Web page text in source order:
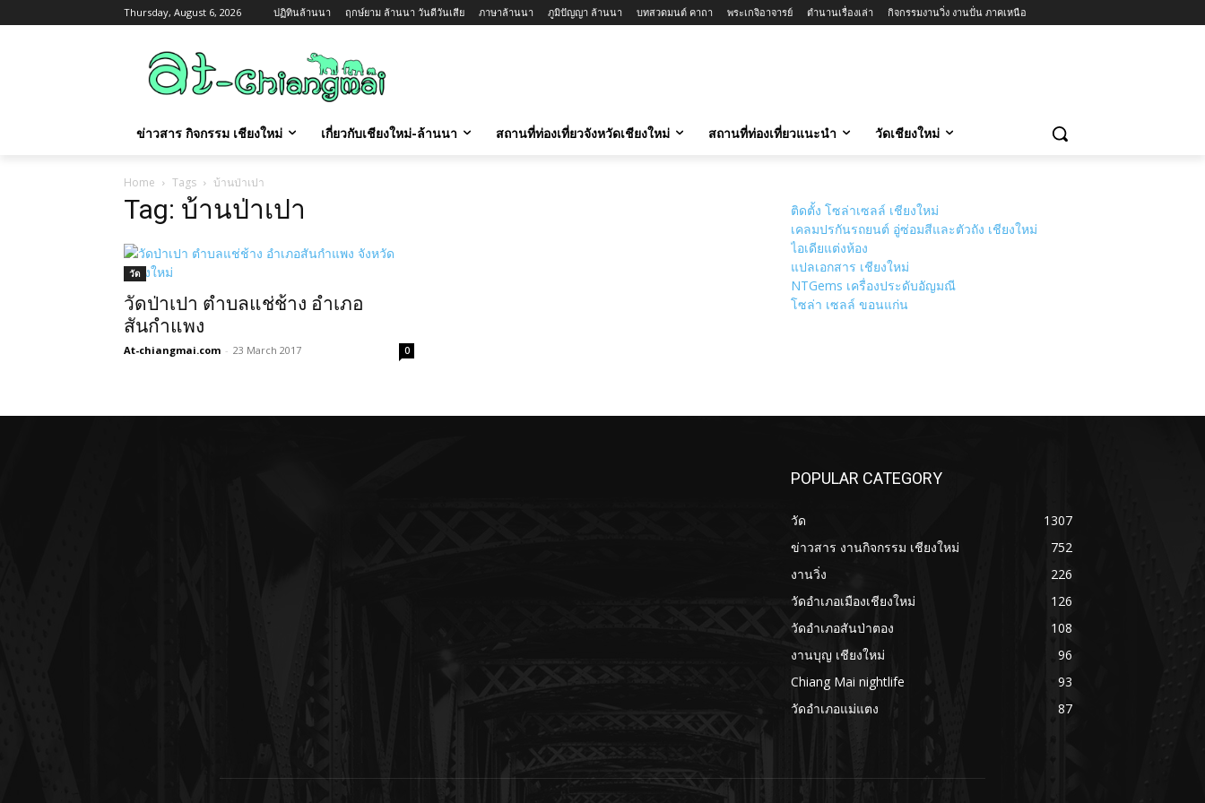
Thursday, August 6, 2026 ปฏิทินล้านนา ฤกษ์ยาม ล้านนา วันดีวันเสีย ภาษาล้านนา ภูมิปัญญา ล้านนา บทสวดมนต์ คาถา พระเกจิอาจารย์ ตำนานเรื่องเล่า กิจกรรมงานวิ่ง งานปั่น ภาคเหนือ
ข่าวสาร กิจกรรม เชียงใหม่ เกี่ยวกับเชียงใหม่-ล้านนา สถานที่ท่องเที่ยวจังหวัดเชียงใหม่ สถานที่ท่องเที่ยวแนะนำ วัดเชียงใหม่
Home Tags บ้านป่าเปา
Tag: บ้านป่าเปา
วัด
วัดป่าเปา ตำบลแช่ช้าง อำเภอ
สันกำแพง
At-chiangmai.com - 23 March 2017 0
ติดตั้ง โซล่าเซลล์ เชียงใหม่
เคลมปรกันรถยนต์ อู่ซ่อมสีและตัวถัง เชียงใหม่
ไอเดียแต่งห้อง
แปลเอกสาร เชียงใหม่
NTGems เครื่องประดับอัญมณี
โซล่า เซลล์ ขอนแก่น
POPULAR CATEGORY
วัด
1307
ข่าวสาร งานกิจกรรม เชียงใหม่
752
งานวิ่ง
226
วัดอำเภอเมืองเชียงใหม่
126
วัดอำเภอสันป่าตอง
108
งานบุญ เชียงใหม่
96
Chiang Mai nightlife
93
วัดอำเภอแม่แตง
87